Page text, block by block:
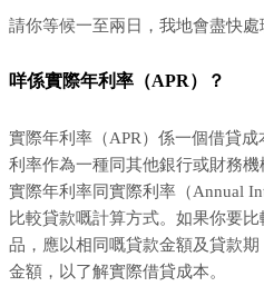
請你等候一至兩日，我地會盡快處
咩係實際年利率（APR）？
實際年利率（APR）係一個借貸
利率作為一種同其他銀行或財務機
實際年利率同實際利率（Annual
比較貸款嘅計算方式。如果你要
品，應以相同嘅貸款金額及貸款
金額，以了解實際借貸成本。